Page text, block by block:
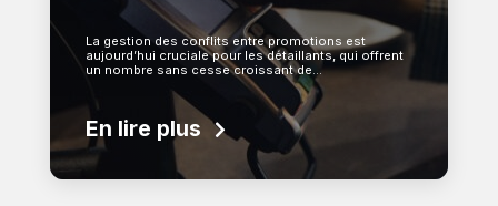
La gestion des conflits entre promotions est
aujourd’hui cruciale pour les détaillants, qui offrent
un nombre sans cesse croissant de…
En lire plus